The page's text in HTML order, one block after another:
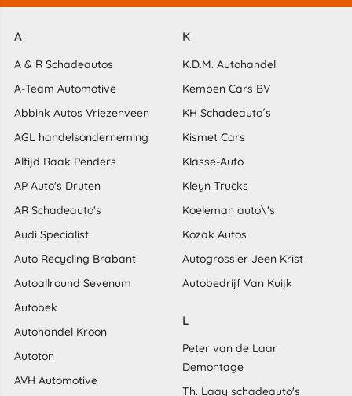
A
A & R Schadeautos
A-Team Automotive
Abbink Autos Vriezenveen
AGL handelsonderneming
Altijd Raak Penders
AP Auto's Druten
AR Schadeauto's
Audi Specialist
Auto Recycling Brabant
Autoallround Sevenum
Autobek
Autohandel Kroon
Autoton
AVH Automotive
K
K.D.M. Autohandel
Kempen Cars BV
KH Schadeauto´s
Kismet Cars
Klasse-Auto
Kleyn Trucks
Koeleman auto\'s
Kozak Autos
Autogrossier Jeen Krist
Autobedrijf Van Kuijk
L
Peter van de Laar
Demontage
Th. Laay schadeauto's